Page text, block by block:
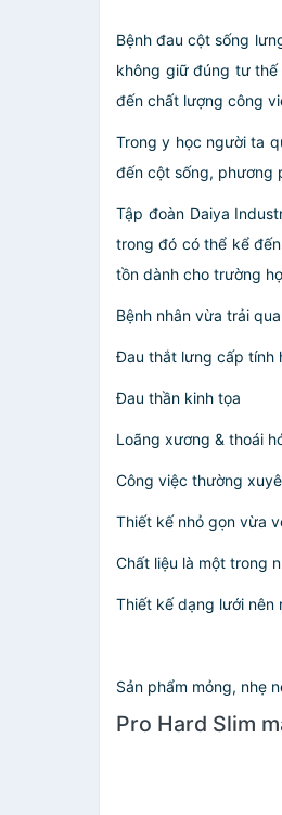
Bệnh đau cột sống
không giữ đúng tư thế
đến chất lượng công
Trong y học người ta
đến cột sống, phương
Tập đoàn Daiya
trong đó có thể kể
tồn dành cho trường
Bệnh nhân vừa trải
Đau thắt lưng cấp tính
Đau thần kinh tọa
Loãng xương & thoái
Công việc thường
Thiết kế nhỏ gọn vừa
Chất liệu là một trong
Thiết kế dạng lưới nên
Sản phẩm mỏng, nhẹ
Pro Hard Slim